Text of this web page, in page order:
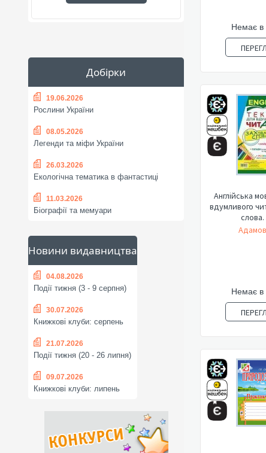
Добірки
19.06.2026
Рослини України
08.05.2026
Легенди та міфи України
26.03.2026
Екологічна тематика в фантастиці
11.03.2026
Біографії та мемуари
Новини видавництва
04.08.2026
Події тижня (3 - 9 серпня)
30.07.2026
Книжкові клуби: серпень
21.07.2026
Події тижня (20 - 26 липня)
09.07.2026
Книжкові клуби: липень
Немає в
Англійська
вдумливого
слова.
Немає в